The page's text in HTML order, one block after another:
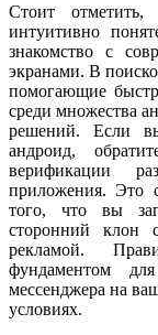
Стоит отметить,
интуитивно
знакомство с
экранами. В
помогающие
среди множества
решений. Если
андроид,
верификации
приложения. Это
того, что вы
сторонний клон
рекламой.
фундаментом
мессенджера на
условиях.